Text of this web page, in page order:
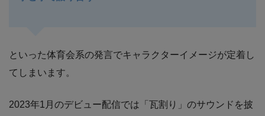
といった体育会系の発言でキャラクターイメージが定着し
てしまいます。
2023年1月のデビュー配信では「瓦割り」のサウンドを披